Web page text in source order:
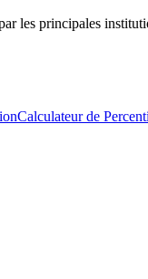
les principales
Calculateur de